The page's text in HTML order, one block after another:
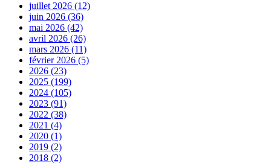
juillet 2026 (12)
juin 2026 (36)
mai 2026 (42)
avril 2026 (26)
mars 2026 (11)
février 2026 (5)
2026 (23)
2025 (199)
2024 (105)
2023 (91)
2022 (38)
2021 (4)
2020 (1)
2019 (2)
2018 (2)